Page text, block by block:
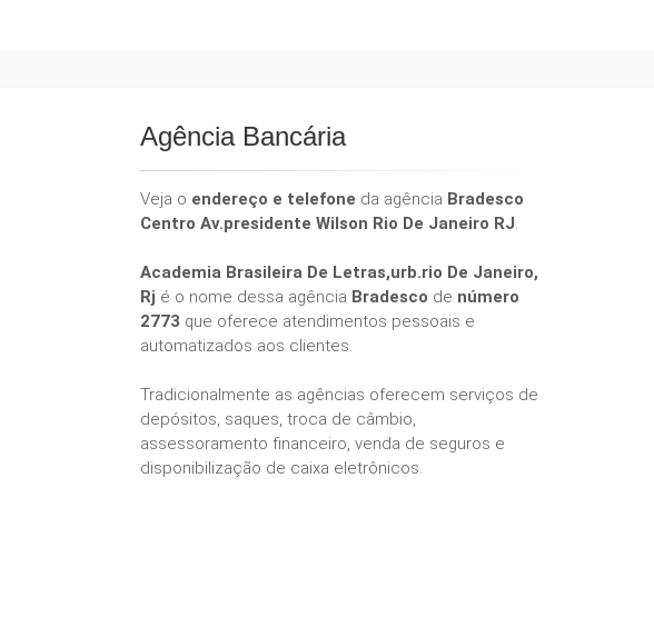
Agência Bancária
Veja o endereço e telefone da agência Bradesco
Centro Av.presidente Wilson Rio De Janeiro RJ.
Academia Brasileira De Letras,urb.rio De Janeiro,
Rj é o nome dessa agência Bradesco de número
2773 que oferece atendimentos pessoais e
automatizados aos clientes.
Tradicionalmente as agências oferecem serviços de
depósitos, saques, troca de câmbio,
assessoramento financeiro, venda de seguros e
disponibilização de caixa eletrônicos.